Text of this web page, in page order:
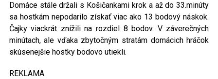
Domáce stále držali s Košičankami krok a až do 33.minúty
sa hostkám nepodarilo získať viac ako 13 bodový náskok.
Čajky viackrát znížili na rozdiel 8 bodov. V záverečných
minútach, ale vďaka zbytočným stratám domácich hráčok
skúsenejšie hostky bodovo utiekli.
REKLAMA